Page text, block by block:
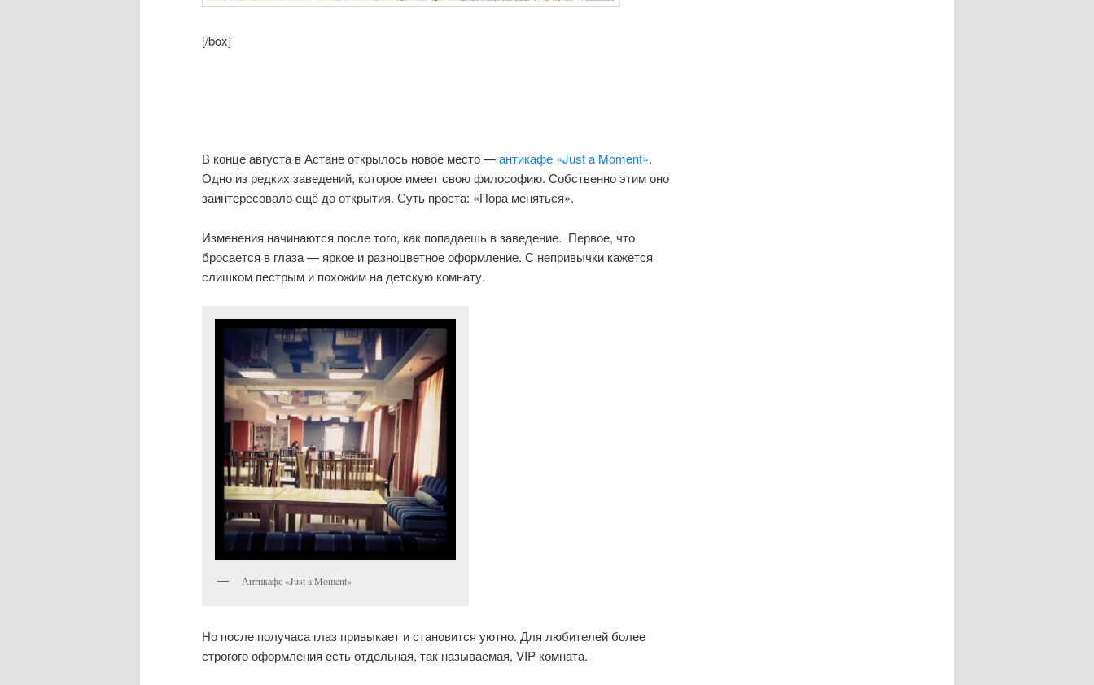
[/box]
В конце августа в Астане открылось новое место —антикафе «Just a Moment».
Одно из редких заведений, которое имеет свою философию. Собственно этим оно
заинтересовало ещё до открытия. Суть проста: «Пора меняться».
Изменения начинаются после того, как попадаешь в заведение. Первое, что
бросается в глаза — яркое и разноцветное оформление. С непривычки кажется
слишком пестрым и похожим на детскую комнату.
Антикафе «Just a Moment»
Но после получаса глаз привыкает и становится уютно. Для любителей более
строгого оформления есть отдельная, так называемая, VIP-комната.